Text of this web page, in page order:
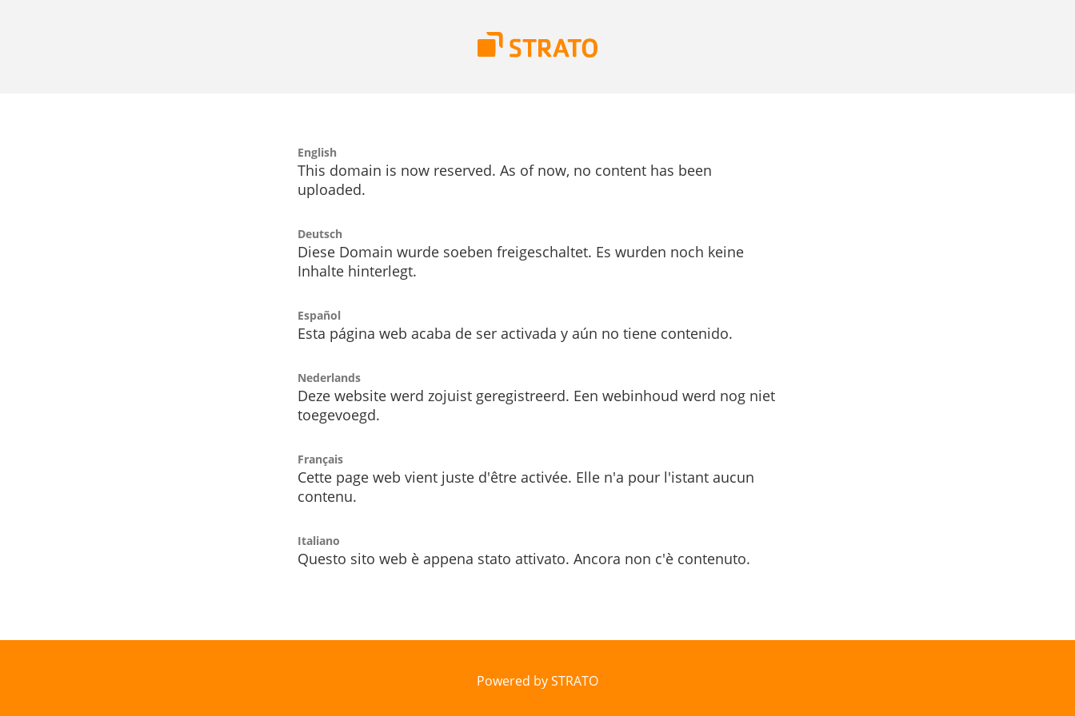
English
This domain is now reserved. As of now, no content has been
uploaded.
Deutsch
Diese Domain wurde soeben freigeschaltet. Es wurden noch keine
Inhalte hinterlegt.
Español
Esta página web acaba de ser activada y aún no tiene contenido.
Nederlands
Deze website werd zojuist geregistreerd. Een webinhoud werd nog niet
toegevoegd.
Français
Cette page web vient juste d'être activée. Elle n'a pour l'istant aucun
contenu.
Italiano
Questo sito web è appena stato attivato. Ancora non c'è contenuto.
Powered by STRATO